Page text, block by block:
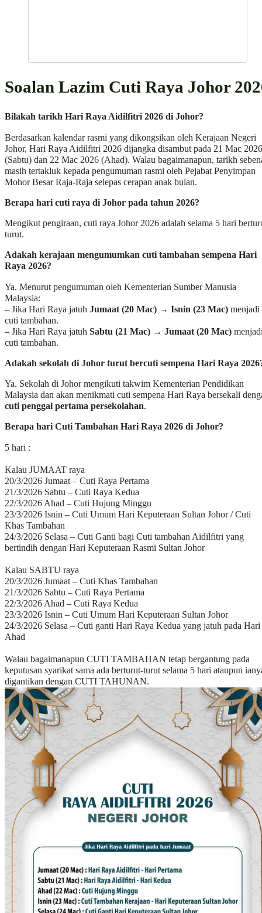
Soalan Lazim Cuti Raya Johor
Bilakah tarikh Hari Raya Aidilfitri 2026 di Johor?
Berdasarkan kalendar rasmi yang dikongsikan oleh Kerajaan Negeri
Johor, Hari Raya Aidilfitri 2026 dijangka disambut pada 21 Mac 2026
(Sabtu) dan 22 Mac 2026 (Ahad). Walau bagaimanapun, tarikh
masih tertakluk kepada pengumuman rasmi oleh Pejabat Penyimpan
Mohor Besar Raja-Raja selepas cerapan anak bulan.
Berapa hari cuti raya di Johor pada tahun 2026?
Mengikut pengiraan, cuti raya Johor 2026 adalah selama 5 hari
turut.
Adakah kerajaan mengumumkan cuti tambahan sempena Hari
Raya 2026?
Ya. Menurut pengumuman oleh Kementerian Sumber Manusia
Malaysia:
– Jika Hari Raya jatuh Jumaat (20 Mac) → Isnin (23 Mac) menjadi
cuti tambahan.
– Jika Hari Raya jatuh Sabtu (21 Mac) → Jumaat (20 Mac)
cuti tambahan.
Adakah sekolah di Johor turut bercuti sempena Hari Raya
Ya. Sekolah di Johor mengikuti takwim Kementerian Pendidikan
Malaysia dan akan menikmati cuti sempena Hari Raya bersekali
cuti penggal pertama persekolahan.
Berapa hari Cuti Tambahan Hari Raya 2026 di Johor?
5 hari :
Kalau JUMAAT raya
20/3/2026 Jumaat – Cuti Raya Pertama
21/3/2026 Sabtu – Cuti Raya Kedua
22/3/2026 Ahad – Cuti Hujung Minggu
23/3/2026 Isnin – Cuti Umum Hari Keputeraan Sultan Johor / Cuti
Khas Tambahan
24/3/2026 Selasa – Cuti Ganti bagi Cuti tambahan Aidilfitri yang
bertindih dengan Hari Keputeraan Rasmi Sultan Johor
Kalau SABTU raya
20/3/2026 Jumaat – Cuti Khas Tambahan
21/3/2026 Sabtu – Cuti Raya Pertama
22/3/2026 Ahad – Cuti Raya Kedua
23/3/2026 Isnin – Cuti Umum Hari Keputeraan Sultan Johor
24/3/2026 Selasa – Cuti ganti Hari Raya Kedua yang jatuh pada Hari
Ahad
Walau bagaimanapun CUTI TAMBAHAN tetap bergantung pada
keputusan syarikat sama ada berturut-turut selama 5 hari ataupun
digantikan dengan CUTI TAHUNAN.